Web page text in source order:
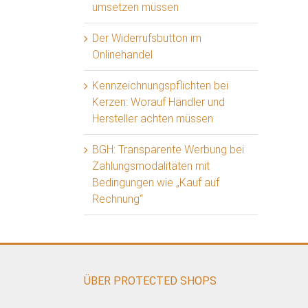
umsetzen müssen
Der Widerrufsbutton im
Onlinehandel
Kennzeichnungspflichten bei
Kerzen: Worauf Händler und
Hersteller achten müssen
BGH: Transparente Werbung bei
Zahlungsmodalitäten mit
Bedingungen wie „Kauf auf
Rechnung“
ÜBER PROTECTED SHOPS